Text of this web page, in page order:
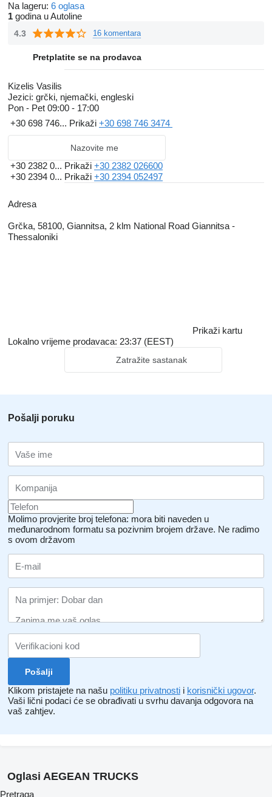
Na lageru: 6 oglasa
1 godina u Autoline
4.3 16 komentara
Pretplatite se na prodavca
Kizelis Vasilis
Jezici: grčki, njemački, engleski
Pon - Pet 09:00 - 17:00
+30 698 746... Prikaži +30 698 746 3474
Nazovite me
+30 2382 0... Prikaži +30 2382 026600
+30 2394 0... Prikaži +30 2394 052497
Adresa
Grčka, 58100, Giannitsa, 2 klm National Road Giannitsa -
Thessaloniki
Prikaži kartu
Lokalno vrijeme prodavaca: 23:37 (EEST)
Zatražite sastanak
Pošalji poruku
Molimo provjerite broj telefona: mora biti naveden u
međunarodnom formatu sa pozivnim brojem države. Ne radimo
s ovom državom
Klikom pristajete na našu politiku privatnosti i korisnički ugovor.
Vaši lični podaci će se obrađivati ​​u svrhu davanja odgovora na
vaš zahtjev.
Oglasi AEGEAN TRUCKS
Pretraga